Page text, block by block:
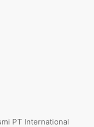
PT International